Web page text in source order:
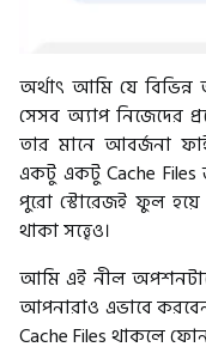
অর্থাৎ আমি যে বিভিন্ন
সেসব অ্যাপ নিজেদের
তার মানে আবর্জনা
একটু একটু Cache
পুরো স্টোরেজই ফুল
থাকা সত্ত্বেও।
আমি এই নীল
আপনারাও এভাবে
Cache Files থাকলে